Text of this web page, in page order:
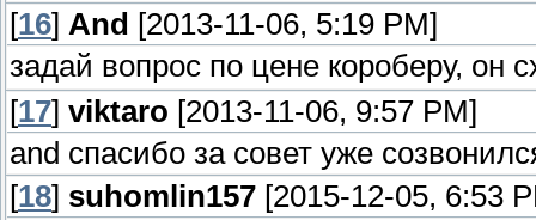
[16] And [2013-11-06, 5:19 PM]
задай вопрос по цене короберу, он
[17] viktaro [2013-11-06, 9:57 PM]
and спасибо за совет уже
[18] suhomlin157 [2015-12-05, 6:53